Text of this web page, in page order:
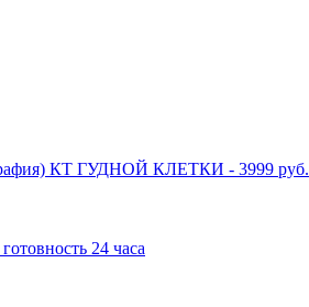
КТ ГУДНОЙ КЛЕТКИ - 3999 руб.
24 часа